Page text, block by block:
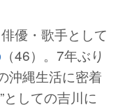
優・歌手として
（46）。7年ぶり
沖縄生活に密着
としての吉川に